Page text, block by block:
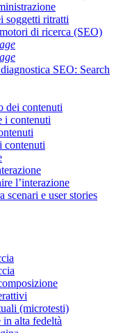
soggetti ritratti
di ricerca (SEO)
SEO: Search
dei contenuti
i contenuti
contenuti
l’interazione
scenari e user stories
(microtesti)
in alta fedeltà